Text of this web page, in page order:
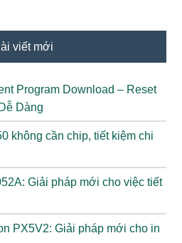
viết mới
Program Download – Reset
Dàng
không cần chip, tiết kiệm chi
Giải pháp mới cho việc tiết
PX5V2: Giải pháp mới cho in